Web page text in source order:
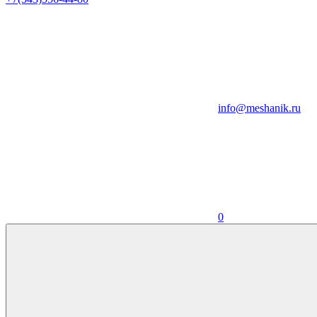
info@meshanik.ru
0